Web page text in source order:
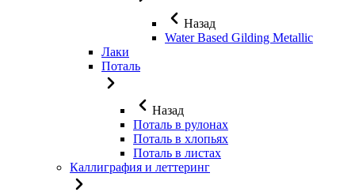
Назад
Water Based Gilding Metallic
Лаки
Поталь
Назад
Поталь в рулонах
Поталь в хлопьях
Поталь в листах
Каллиграфия и леттеринг